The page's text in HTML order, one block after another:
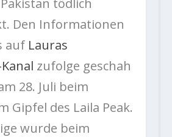
Den Informationen
auf Lauras
zufolge geschah
28. Juli beim
Gipfel des Laila Peak.
wurde beim